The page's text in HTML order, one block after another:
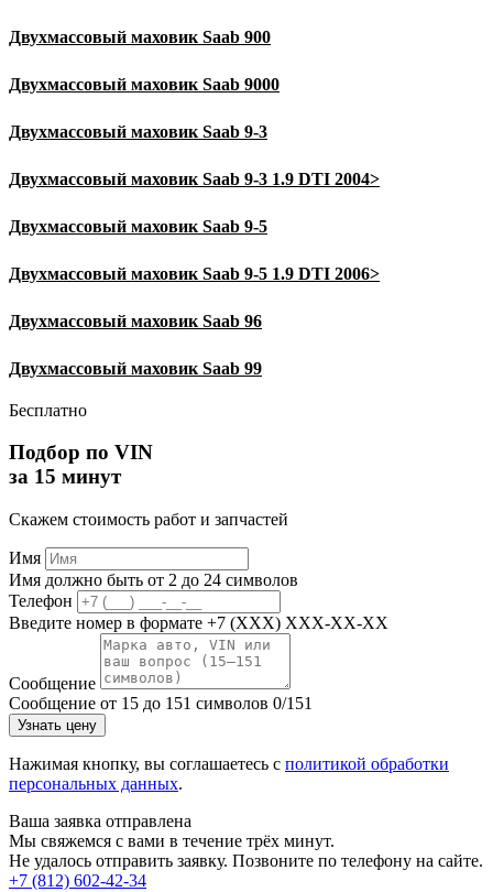
Двухмассовый маховик Saab 900
Двухмассовый маховик Saab 9000
Двухмассовый маховик Saab 9-3
Двухмассовый маховик Saab 9-3 1.9 DTI 2004>
Двухмассовый маховик Saab 9-5
Двухмассовый маховик Saab 9-5 1.9 DTI 2006>
Двухмассовый маховик Saab 96
Двухмассовый маховик Saab 99
Бесплатно
Подбор по VIN
за 15 минут
Скажем стоимость работ и запчастей
Имя
Имя должно быть от 2 до 24 символов
Телефон
Введите номер в формате +7 (XXX) XXX-XX-XX
Сообщение
Сообщение от 15 до 151 символов 0/151
Узнать цену
Нажимая кнопку, вы соглашаетесь с политикой обработки
персональных данных.
Ваша заявка отправлена
Мы свяжемся с вами в течение трёх минут.
Не удалось отправить заявку. Позвоните по телефону на сайте.
+7 (812) 602-42-34